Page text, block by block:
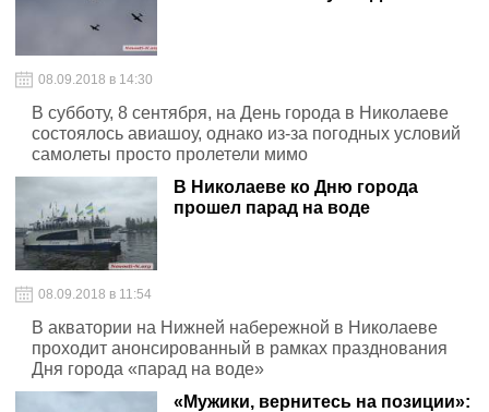
08.09.2018 в 14:30
В субботу, 8 сентября, на День города в Николаеве
состоялось авиашоу, однако из-за погодных условий
самолеты просто пролетели мимо
В Николаеве ко Дню города
прошел парад на воде
08.09.2018 в 11:54
В акватории на Нижней набережной в Николаеве
проходит анонсированный в рамках празднования
Дня города «парад на воде»
«Мужики, вернитесь на позиции»: